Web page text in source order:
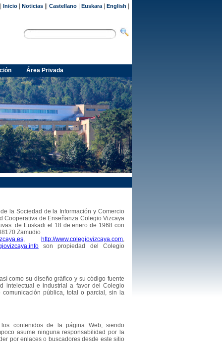
Inicio Noticias Castellano Euskara| English
Área Privada
la Sociedad de la Información y Comercio
Cooperativa de Enseñanza Colegio Vizcaya
de Euskadi el 18 de enero de 1968 con
Zamudio
, http://www.colegiovizcaya.com,
son propiedad del Colegio
como su diseño gráfico y su código fuente
intelectual e industrial a favor del Colegio
pública, total o parcial, sin la
contenidos de la página Web, siendo
asume ninguna responsabilidad por la
por enlaces o buscadores desde este sitio